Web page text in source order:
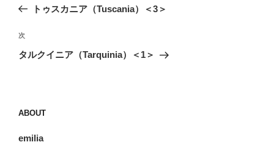
ビ
ゲ
ン
の
稿
トゥスカニア（Tuscania）＜3＞
次
の
次
タルクイニア（Tarquinia）＜1＞
ABOUT
emilia